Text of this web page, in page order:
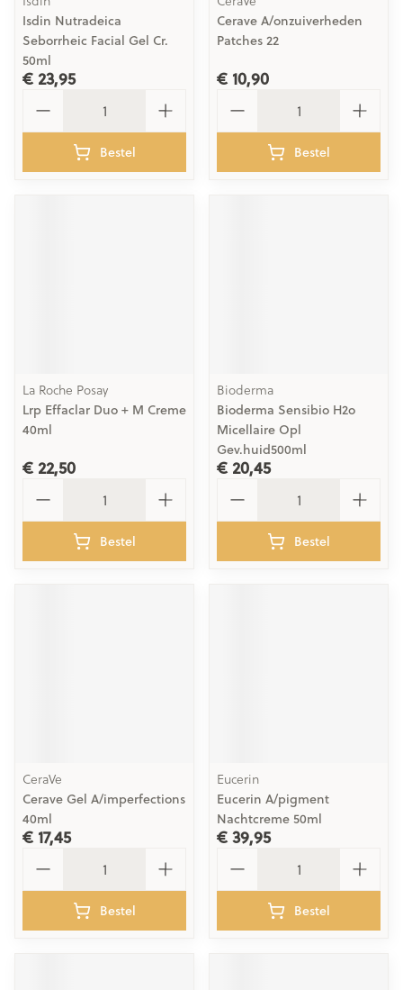
Isdin Nutradeica
Seborrheic Facial Gel Cr.
50ml
€ 23,95
Bestel
Cerave A/onzuiverheden
Patches 22
€ 10,90
Bestel
La Roche Posay
Lrp Effaclar Duo + M Creme
40ml
€ 22,50
Bestel
Bioderma
Bioderma Sensibio H2o
Micellaire Opl
Gev.huid500ml
€ 20,45
Bestel
CeraVe
Cerave Gel A/imperfections
40ml
€ 17,45
Bestel
Eucerin
Eucerin A/pigment
Nachtcreme 50ml
€ 39,95
Bestel